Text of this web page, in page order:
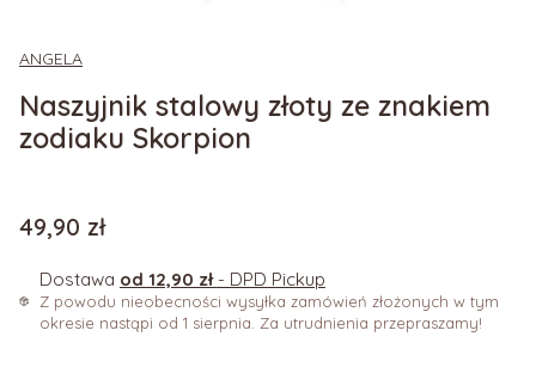
ANGELA
Naszyjnik stalowy złoty ze znakiem
zodiaku Skorpion
Cena
49,90 zł
Dostawa od 12,90 zł - DPD Pickup
Z powodu nieobecności wysyłka zamówień złożonych w tym
okresie nastąpi od 1 sierpnia. Za utrudnienia przepraszamy!